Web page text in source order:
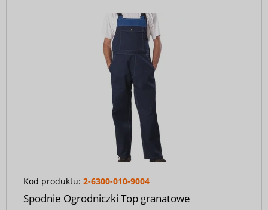
Kod produktu: 2-6300-010-9004
Spodnie Ogrodniczki Top granatowe